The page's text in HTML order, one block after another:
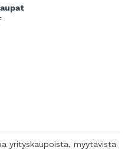
yrityskaupoista, myytävistä